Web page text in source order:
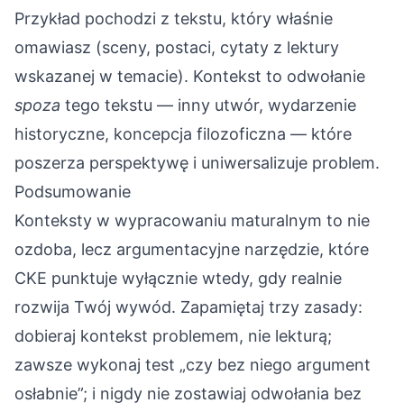
Przykład pochodzi z tekstu, który właśnie
omawiasz (sceny, postaci, cytaty z lektury
wskazanej w temacie). Kontekst to odwołanie
spoza tego tekstu — inny utwór, wydarzenie
historyczne, koncepcja filozoficzna — które
poszerza perspektywę i uniwersalizuje problem.
Podsumowanie
Konteksty w wypracowaniu maturalnym to nie
ozdoba, lecz argumentacyjne narzędzie, które
CKE punktuje wyłącznie wtedy, gdy realnie
rozwija Twój wywód. Zapamiętaj trzy zasady:
dobieraj kontekst problemem, nie lekturą;
zawsze wykonaj test „czy bez niego argument
osłabnie”; i nigdy nie zostawiaj odwołania bez